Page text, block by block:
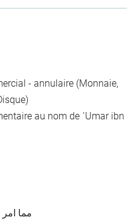
- annulaire (Monnaie,
au nom de ʿUmar ibn
مما